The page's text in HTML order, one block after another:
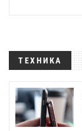
ТЕХНИКА